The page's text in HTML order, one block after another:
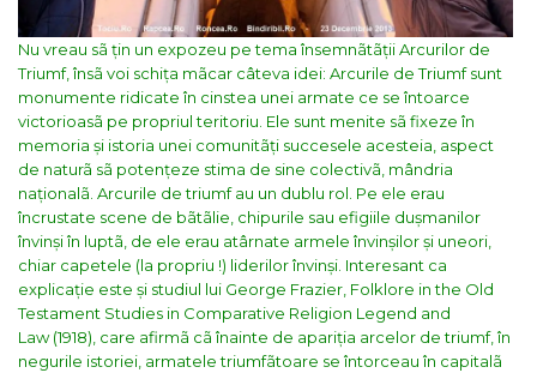
Nu vreau sã țin un expozeu pe tema însemnãtãții Arcurilor de
Triumf, însã voi schița mãcar câteva idei: Arcurile de Triumf sunt
monumente ridicate în cinstea unei armate ce se întoarce
victorioasã pe propriul teritoriu. Ele sunt menite sã fixeze în
memoria și istoria unei comunitãți succesele acesteia, aspect
de naturã sã potențeze stima de sine colectivã, mândria
naționalã. Arcurile de triumf au un dublu rol. Pe ele erau
încrustate scene de bãtãlie, chipurile sau efigiile dușmanilor
învinși în luptã, de ele erau atârnate armele învinșilor și uneori,
chiar capetele (la propriu !) liderilor învinși. Interesant ca
explicație este și studiul lui George Frazier, Folklore in the Old
Testament Studies in Comparative Religion Legend and
Law(1918), care afirmã cã înainte de apariția arcelor de triumf, în
negurile istoriei, armatele triumfãtoare se întorceau în capitalã